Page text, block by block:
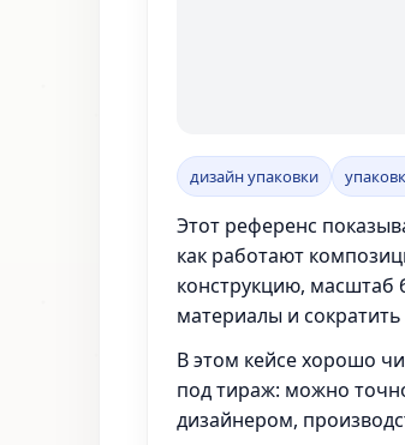
дизайн упаковки
Этот референс
как работают
конструкцию, масштаб
материалы и
В этом кейсе хорошо
под тираж: можно
дизайнером,